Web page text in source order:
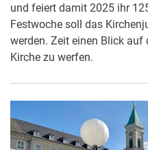
und feiert damit 2025 ihr
Festwoche soll das
werden. Zeit einen Blick auf
Kirche zu werfen.